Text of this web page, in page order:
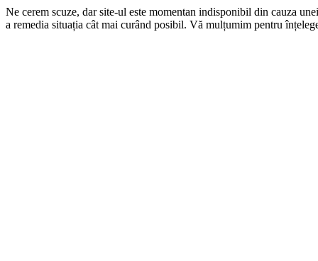
Ne cerem scuze, dar site-ul este momentan indisponibil din cauza
a remedia situația cât mai curând posibil. Vă mulțumim pentru